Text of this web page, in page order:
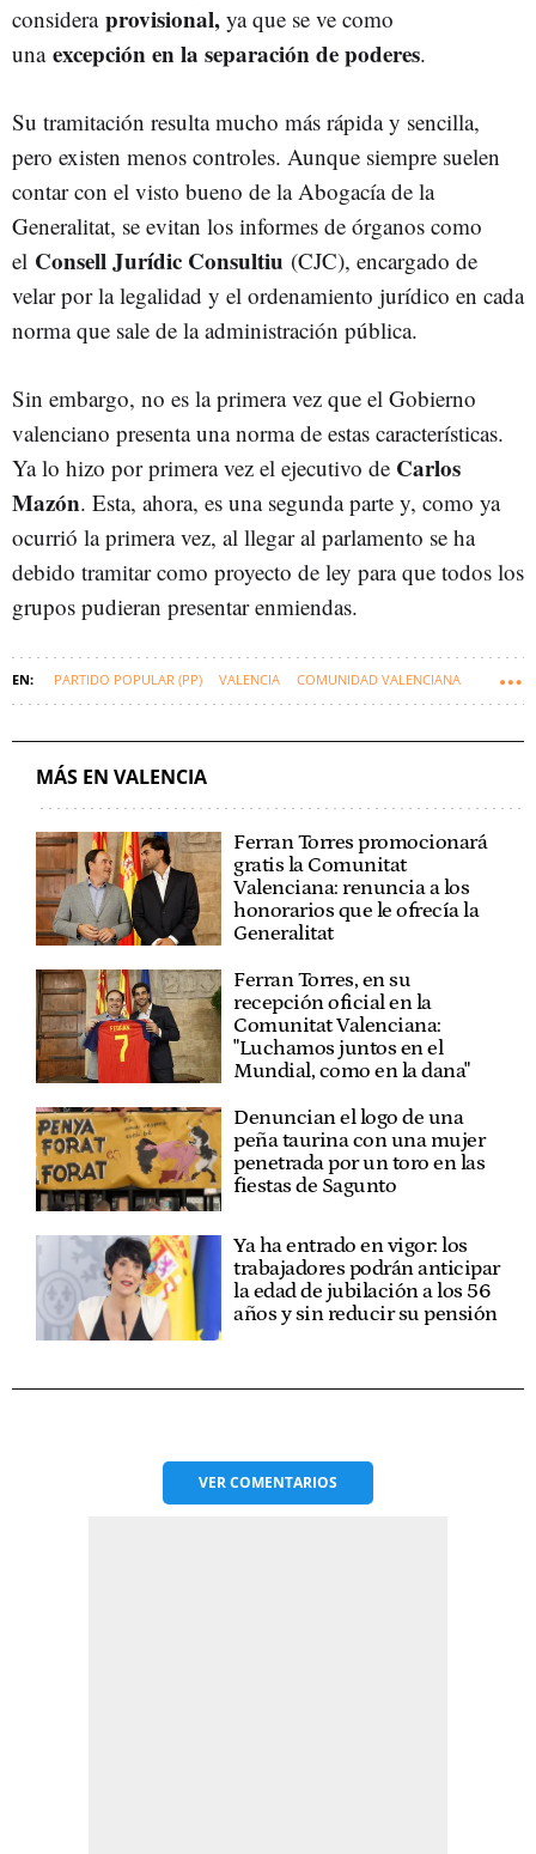
considera provisional, ya que se ve como
una excepción en la separación de poderes.
Su tramitación resulta mucho más rápida y sencilla,
pero existen menos controles. Aunque siempre suelen
contar con el visto bueno de la Abogacía de la
Generalitat, se evitan los informes de órganos como
el Consell Jurídic Consultiu (CJC), encargado de
velar por la legalidad y el ordenamiento jurídico en cada
norma que sale de la administración pública.
Sin embargo, no es la primera vez que el Gobierno
valenciano presenta una norma de estas características.
Ya lo hizo por primera vez el ejecutivo de Carlos
Mazón. Esta, ahora, es una segunda parte y, como ya
ocurrió la primera vez, al llegar al parlamento se ha
debido tramitar como proyecto de ley para que todos los
grupos pudieran presentar enmiendas.
PARTIDO POPULAR (PP) VALENCIA COMUNIDAD VALENCIANA
MÁS EN VALENCIA
Ferran Torres promocionará
gratis la Comunitat
Valenciana: renuncia a los
honorarios que le ofrecía la
Generalitat
Ferran Torres, en su
recepción oficial en la
Comunitat Valenciana:
"Luchamos juntos en el
Mundial, como en la dana"
Denuncian el logo de una
peña taurina con una mujer
penetrada por un toro en las
fiestas de Sagunto
Ya ha entrado en vigor: los
trabajadores podrán anticipar
la edad de jubilación a los 56
años y sin reducir su pensión
VERCOMENTARIOS